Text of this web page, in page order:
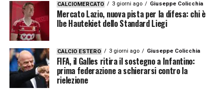
CALCIOMERCATO 3 giorni ago Giuseppe Colicchia
Mercato Lazio, nuova pista per la difesa: chi è
Ibe Hautekiet dello Standard Liegi
CALCIO ESTERO 3 giorni ago Giuseppe Colicchia
FIFA, il Galles ritira il sostegno a Infantino:
prima federazione a schierarsi contro la
rielezione